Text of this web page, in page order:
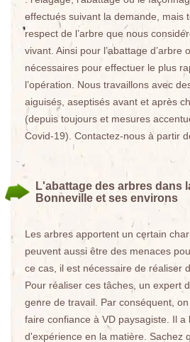
effectués suivant la demande, mais
respect de l’arbre que nous
vivant. Ainsi pour l’abattage d’arbre
nécessaires pour effectuer le plus
l’opération. Nous travaillons avec
aiguisés, aseptisés avant et après
(depuis toujours et mesures
Covid-19). Contactez-nous à partir
L'abattage des arbres dans
Bonneville et ses environs
Les arbres apportent un certain
peuvent aussi être des menaces
ce cas, il est nécessaire de réaliser
Pour réaliser ces tâches, un expert
genre de travail. Par conséquent,
faire confiance à VD paysagiste. Il a
d'expérience en la matière. Sachez